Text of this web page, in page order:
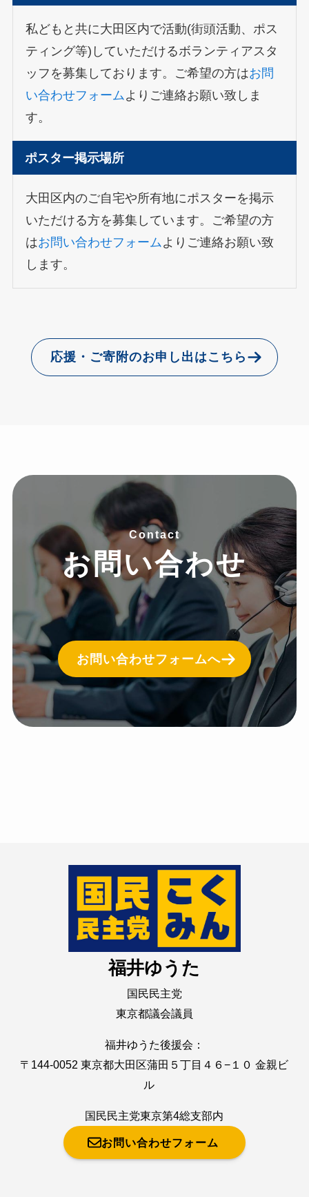
私どもと共に大田区内で活動(街頭活動、ポス
ティング等)していただけるボランティアスタ
ッフを募集しております。ご希望の方はお問
い合わせフォーム よりご連絡お願い致しま
す。
ポスター掲示場所
大田区内のご自宅や所有地にポスターを掲示
いただける方を募集しています。ご希望の方
はお問い合わせフォームよりご連絡お願い致
します。
応援・ご寄附のお申し出はこちら
Contact
お問い合わせ
お問い合わせフォームへ
福井ゆうた
国民民主党
東京都議会議員
福井ゆうた後援会：
〒144-0052 東京都大田区蒲田５丁目４６−１０ 金親ビ
ル
国民民主党東京第4総支部内
お問い合わせフォーム